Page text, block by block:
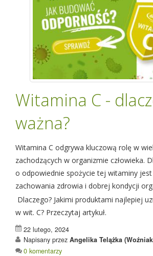
Witamina C -
ważna?
Witamina C odgrywa kluczową rolę w
zachodzących w organizmie człowieka.
o odpowiednie spożycie tej witaminy
zachowania zdrowia i dobrej kondycji
Dlaczego? Jakimi produktami najlepiej
w wit. C? Przeczytaj artykuł.
22 lutego, 2024
Napisany przez Angelika Telążka
0 komentarzy